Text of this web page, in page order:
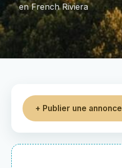
en French Riviera
+ Publier une annonce